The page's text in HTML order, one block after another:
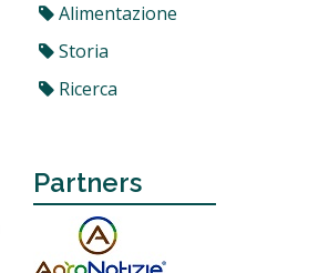
Alimentazione
Storia
Ricerca
Partners